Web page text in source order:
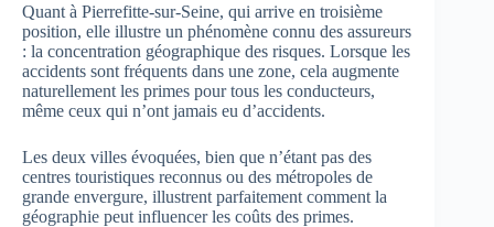
Quant à Pierrefitte-sur-Seine, qui arrive en troisième
position, elle illustre un phénomène connu des assureurs
: la concentration géographique des risques. Lorsque les
accidents sont fréquents dans une zone, cela augmente
naturellement les primes pour tous les conducteurs,
même ceux qui n’ont jamais eu d’accidents.
Les deux villes évoquées, bien que n’étant pas des
centres touristiques reconnus ou des métropoles de
grande envergure, illustrent parfaitement comment la
géographie peut influencer les coûts des primes.